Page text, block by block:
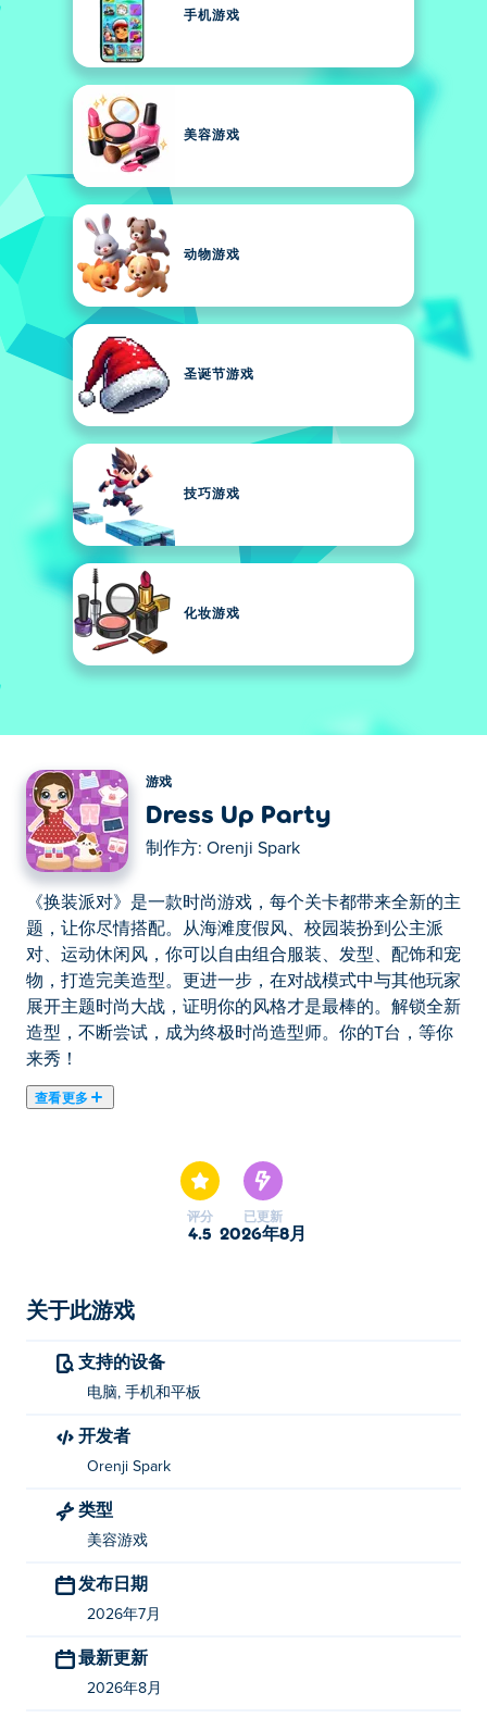
手机游戏
美容游戏
动物游戏
圣诞节游戏
技巧游戏
化妆游戏
游戏
Dress Up Party
制作方: Orenji Spark
《换装派对》是一款时尚游戏，每个关卡都带来全新的主
题，让你尽情搭配。从海滩度假风、校园装扮到公主派
对、运动休闲风，你可以自由组合服装、发型、配饰和宠
物，打造完美造型。更进一步，在对战模式中与其他玩家
展开主题时尚大战，证明你的风格才是最棒的。解锁全新
造型，不断尝试，成为终极时尚造型师。你的T台，等你
来秀！
查看更多
对、运动休闲风，你可以自由组合服装、发型、配饰和宠
物，打造完美造型。更进一步，在对战模式中与其他玩家
展开主题时尚大战，证明你的风格才是最棒的。解锁全新
如何玩换装派对？
点击或轻触进行选择。
《Dress Up Party》由 Orenji Spark 开发。您也可以在以
Studio ！
你可以在 Poki 上免费玩 Dress Up Party。
我可以在手机和电脑上玩《Dress Up Party》
评分
4.5
已更新
2026年8月
关于此游戏
支持的设备
电脑, 手机和平板
开发者
Orenji Spark
类型
美容游戏
发布日期
2026年7月
最新更新
2026年8月